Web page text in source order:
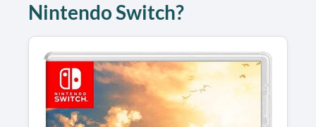
Nintendo Switch?